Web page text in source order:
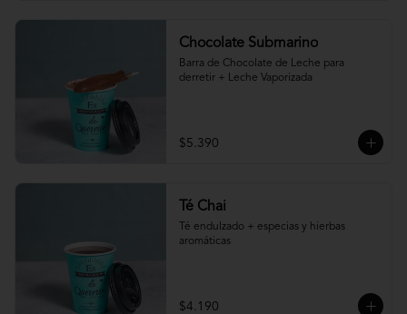
Chocolate Submarino
Barra de Chocolate de Leche para
derretir + Leche Vaporizada
$5.390
Té Chai
Té endulzado + especias y hierbas
aromáticas
$4.190